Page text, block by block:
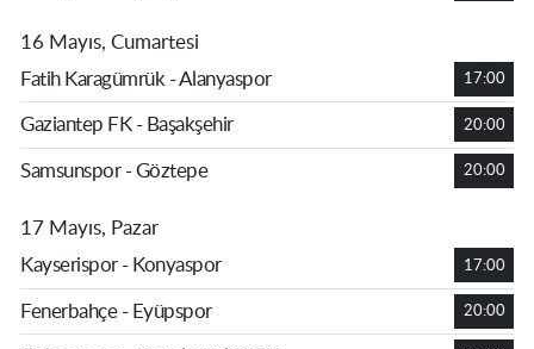
16 Mayıs, Cumartesi
Fatih Karagümrük - Alanyaspor
17:00
Gaziantep FK - Başakşehir 20:00
Samsunspor - Göztepe 20:00
17 Mayıs, Pazar
Kayserispor - Konyaspor
17:00
Fenerbahçe - Eyüpspor 20:00